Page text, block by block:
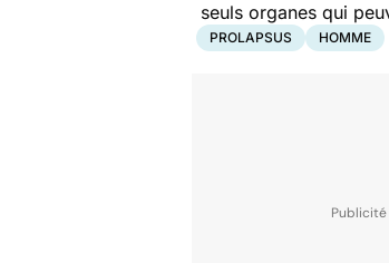
seuls organes qui
PROLAPSUS HOMME